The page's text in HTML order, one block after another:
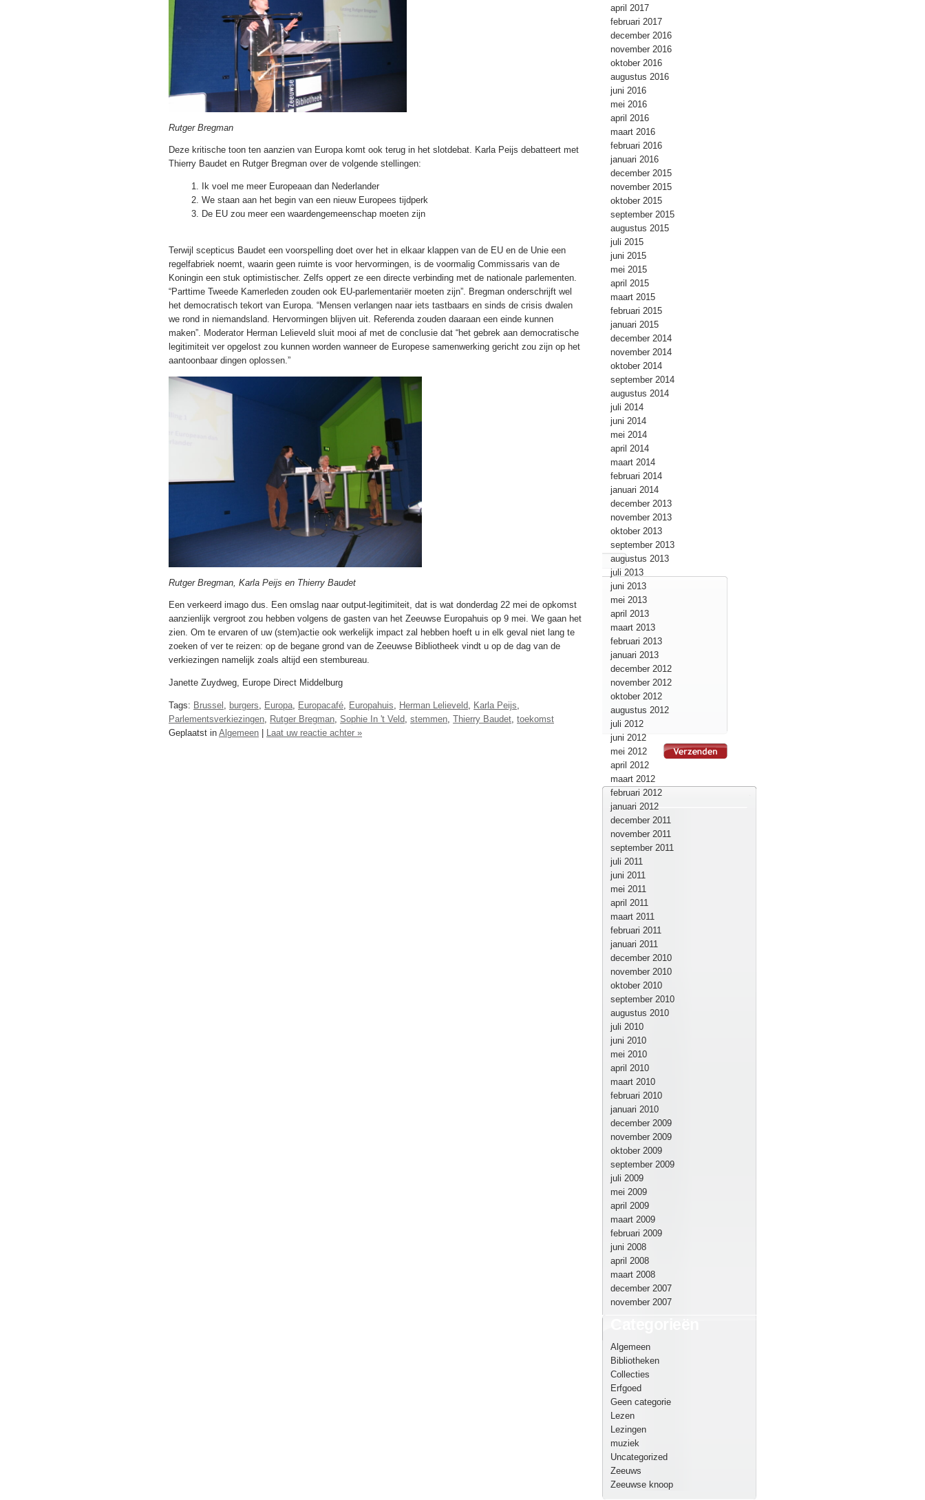
Rutger Bregman
Deze kritische toon ten aanzien van Europa komt ook terug in het slotdebat. Karla Peijs debatteert met
Thierry Baudet en Rutger Bregman over de volgende stellingen:
Ik voel me meer Europeaan dan Nederlander
We staan aan het begin van een nieuw Europees tijdperk
De EU zou meer een waardengemeenschap moeten zijn
Terwijl scepticus Baudet een voorspelling doet over het in elkaar klappen van de EU en de Unie een
regelfabriek noemt, waarin geen ruimte is voor hervormingen, is de voormalig Commissaris van de
Koningin een stuk optimistischer. Zelfs oppert ze een directe verbinding met de nationale parlementen.
“Parttime Tweede Kamerleden zouden ook EU-parlementariër moeten zijn”. Bregman onderschrijft wel
het democratisch tekort van Europa. “Mensen verlangen naar iets tastbaars en sinds de crisis dwalen
we rond in niemandsland. Hervormingen blijven uit. Referenda zouden daaraan een einde kunnen
maken”. Moderator Herman Lelieveld sluit mooi af met de conclusie dat “het gebrek aan democratische
legitimiteit ver opgelost zou kunnen worden wanneer de Europese samenwerking gericht zou zijn op het
aantoonbaar dingen oplossen.”
Rutger Bregman, Karla Peijs en Thierry Baudet
Een verkeerd imago dus. Een omslag naar output-legitimiteit, dat is wat donderdag 22 mei de opkomst
aanzienlijk vergroot zou hebben volgens de gasten van het Zeeuwse Europahuis op 9 mei. We gaan het
zien. Om te ervaren of uw (stem)actie ook werkelijk impact zal hebben hoeft u in elk geval niet lang te
zoeken of ver te reizen: op de begane grond van de Zeeuwse Bibliotheek vindt u op de dag van de
verkiezingen namelijk zoals altijd een stembureau.
Janette Zuydweg, Europe Direct Middelburg
Tags: Brussel burgers Europa Europacafé Europahuis Herman Lelieveld Karla Peijs
Parlementsverkiezingen
Rutger Bregman Sophie In 't Veld stemmen Thierry Baudet toekomst
Geplaatst in Algemeen Laat uw reactie achter »
april 2017
februari 2017
december 2016
november 2016
oktober 2016
augustus 2016
juni 2016
mei 2016
april 2016
maart 2016
februari 2016
januari 2016
december 2015
november 2015
oktober 2015
september 2015
augustus 2015
juli 2015
juni 2015
mei 2015
april 2015
maart 2015
februari 2015
januari 2015
december 2014
november 2014
oktober 2014
september 2014
augustus 2014
juli 2014
juni 2014
mei 2014
april 2014
maart 2014
februari 2014
januari 2014
december 2013
november 2013
oktober 2013
september 2013
augustus 2013
juli 2013
juni 2013
mei 2013
april 2013
maart 2013
februari 2013
januari 2013
december 2012
november 2012
oktober 2012
augustus 2012
juli 2012
juni 2012
mei 2012
april 2012
maart 2012
februari 2012
januari 2012
december 2011
november 2011
september 2011
juli 2011
juni 2011
mei 2011
april 2011
maart 2011
februari 2011
januari 2011
december 2010
november 2010
oktober 2010
september 2010
augustus 2010
juli 2010
juni 2010
mei 2010
april 2010
maart 2010
februari 2010
januari 2010
december 2009
november 2009
oktober 2009
september 2009
juli 2009
mei 2009
april 2009
maart 2009
februari 2009
juni 2008
april 2008
maart 2008
december 2007
november 2007
Algemeen
Bibliotheken
Collecties
Erfgoed
Geen categorie
Lezen
Lezingen
muziek
Uncategorized
Zeeuws
Zeeuwse knoop